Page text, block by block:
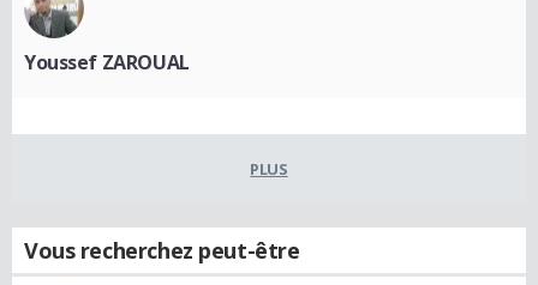
Youssef ZAROUAL
PLUS
Vous recherchez peut-être